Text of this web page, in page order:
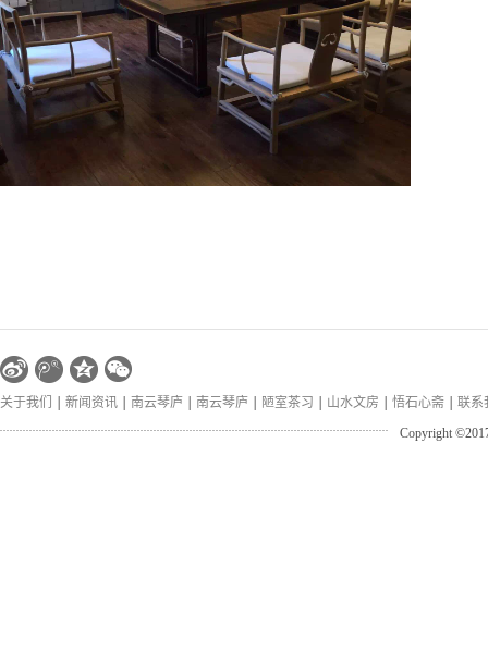
关于我们 新闻资讯 南云琴庐 南云琴庐 陋室茶习 山水文房 悟石心斋
联系
Copyright